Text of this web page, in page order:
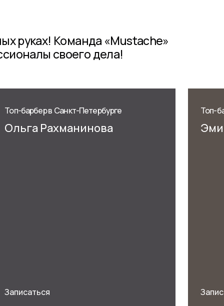
руках! Команда «Mustache»
своего дела!
Топ-барбер в Санкт-Петербурге
Ольга Рахманинова
Записаться
Топ-